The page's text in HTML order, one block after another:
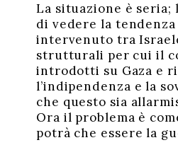
La situazione è
di vedere la
intervenuto tra
strutturali per cui il
introdotti su Gaza e
l’indipendenza e la
che questo sia
Ora il problema è
potrà che essere la